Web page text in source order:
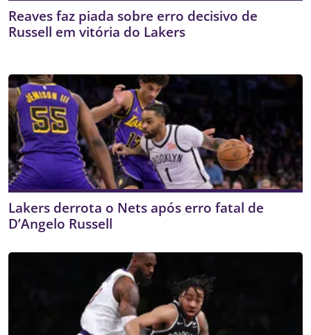
Reaves faz piada sobre erro decisivo de
Russell em vitória do Lakers
Lakers derrota o Nets após erro fatal de
D’Angelo Russell